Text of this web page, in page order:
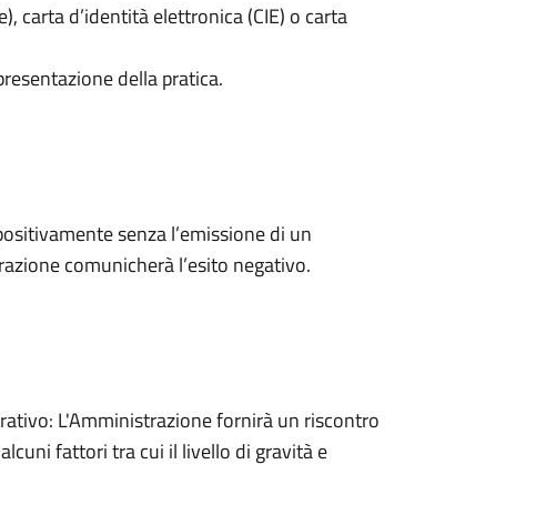
carta d’identità elettronica (CIE) o carta
della pratica.
senza l’emissione di un
comunicherà l’esito negativo.
L'Amministrazione fornirà un riscontro
fattori tra cui il livello di gravità e